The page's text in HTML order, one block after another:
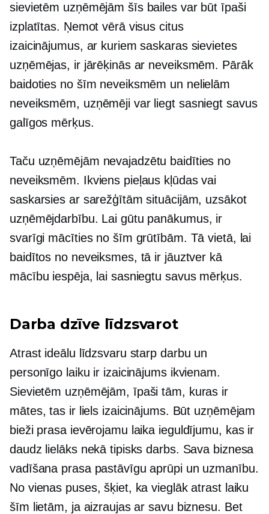
sievietēm uzņēmējām šīs bailes var būt īpaši
izplatītas. Ņemot vērā visus citus
izaicinājumus, ar kuriem saskaras sievietes
uzņēmējas, ir jārēķinās ar neveiksmēm. Pārāk
baidoties no šīm neveiksmēm un nelielām
neveiksmēm, uzņēmēji var liegt sasniegt savus
galīgos mērķus.
Taču uzņēmējām nevajadzētu baidīties no
neveiksmēm. Ikviens pieļaus kļūdas vai
saskarsies ar sarežģītām situācijām, uzsākot
uzņēmējdarbību. Lai gūtu panākumus, ir
svarīgi mācīties no šīm grūtībām. Tā vietā, lai
baidītos no neveiksmes, tā ir jāuztver kā
mācību iespēja, lai sasniegtu savus mērķus.
Darba dzīve līdzsvarot
Atrast ideālu līdzsvaru starp darbu un
personīgo laiku ir izaicinājums ikvienam.
Sievietēm uzņēmējām, īpaši tām, kuras ir
mātes, tas ir liels izaicinājums. Būt uzņēmējam
bieži prasa ievērojamu laika ieguldījumu, kas ir
daudz lielāks nekā tipisks darbs. Sava biznesa
vadīšana prasa pastāvīgu aprūpi un uzmanību.
No vienas puses, šķiet, ka vieglāk atrast laiku
šīm lietām, ja aizraujas ar savu biznesu. Bet